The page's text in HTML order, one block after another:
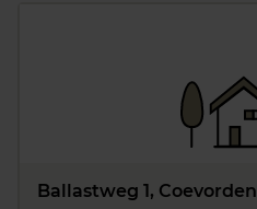
Ballastweg 1, Coevorden